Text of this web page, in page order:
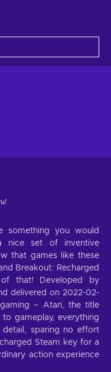
!
something you would
nice set of inventive
that games like these
Breakout: Recharged
that! Developed by
delivered on 2022-02-
– Atari, the title
gameplay, everything
sparing no effort
Steam key for a
action experience